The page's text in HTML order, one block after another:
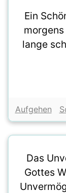
Ein
lange
Aufgehen
Das
Gottes